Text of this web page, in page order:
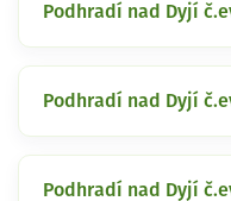
Podhradí nad Dyjí
Podhradí nad Dyjí
Podhradí nad Dyjí